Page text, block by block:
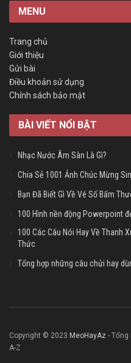
MENU
Trang chủ
Giới thiệu
Gửi bài
Điều khoản sử dụng
Chính sách bảo mật
BÀI VIẾT NỔI BẬT
Nhạc Nước Âm Sàn Là Gì?
Chia Sẻ 1001 Ảnh Chúc Mừng
Bạn Đã Biết Gì Về Vé Số Bấm
100 Hình nền động Powerpoint
100 Các Câu Nói Hay Về Thanh
Thức
Tổng hợp những câu chửi hay
Copyright © 2023 MeoHayAz - Tổng
A-Z